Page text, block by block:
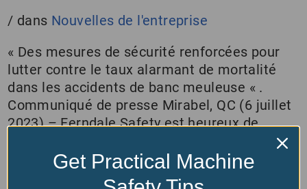
/ dans Nouvelles de l'entreprise
« Des mesures de sécurité renforcées pour
lutter contre le taux alarmant de mortalité
dans les accidents de banc meuleuse « .
Communiqué de presse Mirabel, QC (6 juillet
2023) – Ferndale Safety est heureux de
système de sécurité ViziGuard meuleuse .
Ferndale Safety a conçu ce produit de pointe
Get Practical Machine